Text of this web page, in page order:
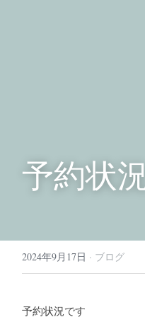
予約状
2024年9月17日 · ブログ
予約状況です